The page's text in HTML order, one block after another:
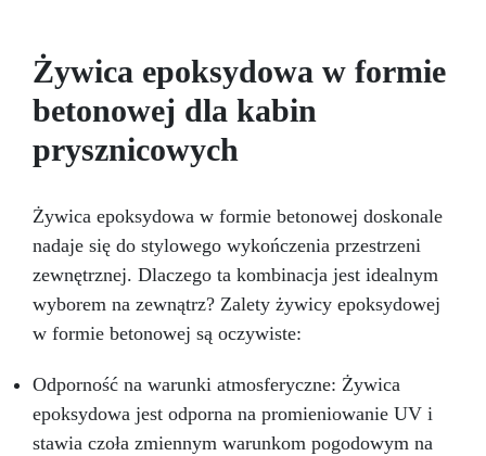
Żywica epoksydowa w formie
betonowej dla kabin
prysznicowych
Żywica epoksydowa w formie betonowej doskonale
nadaje się do stylowego wykończenia przestrzeni
zewnętrznej. Dlaczego ta kombinacja jest idealnym
wyborem na zewnątrz? Zalety żywicy epoksydowej
w formie betonowej są oczywiste:
Odporność na warunki atmosferyczne: Żywica
epoksydowa jest odporna na promieniowanie UV i
stawia czoła zmiennym warunkom pogodowym na